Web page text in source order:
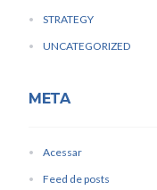
STRATEGY
UNCATEGORIZED
META
Acessar
Feed de posts